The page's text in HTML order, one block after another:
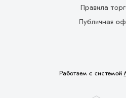
Правила
Публичная
Работаем с системой